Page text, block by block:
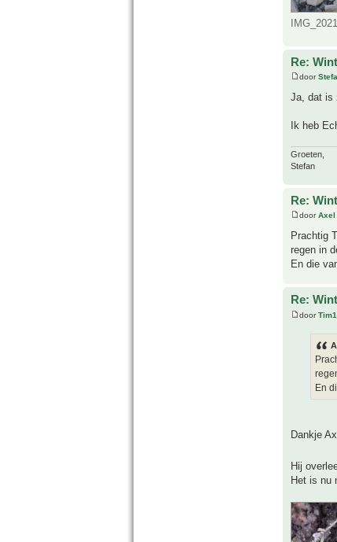
Re:
door
Ja, dat is
Ik heb
Groeten,
Stefan
Re:
doorAxel
Prachtig
regen in
En die
Re:
door
En
Dankje
Hij
Het is nu